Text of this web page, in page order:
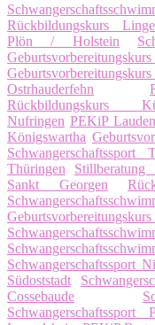
Rückbildungskurs
Plön / Holstein
Ostrhauderfehn
Rückbildungskurs
Nufringen PEKiP
Königswartha
Schwangerschaftssport
Thüringen
Stillberatung
Sankt Georgen
Schwangerschaftssport
Südoststadt
Cossebaude
Schwangerschaftssport